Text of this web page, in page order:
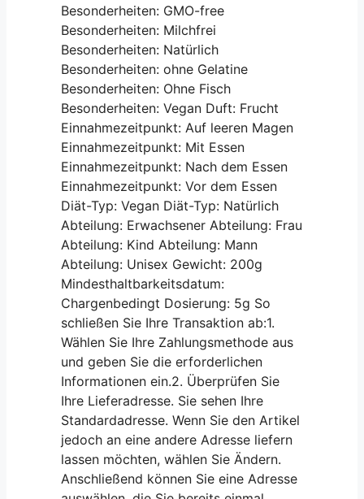
Besonderheiten: GMO-free
Besonderheiten: Milchfrei
Besonderheiten: Natürlich
Besonderheiten: ohne Gelatine
Besonderheiten: Ohne Fisch
Besonderheiten: Vegan Duft: Frucht
Einnahmezeitpunkt: Auf leeren Magen
Einnahmezeitpunkt: Mit Essen
Einnahmezeitpunkt: Nach dem Essen
Einnahmezeitpunkt: Vor dem Essen
Diät-Typ: Vegan Diät-Typ: Natürlich
Abteilung: Erwachsener Abteilung: Frau
Abteilung: Kind Abteilung: Mann
Abteilung: Unisex Gewicht: 200g
Mindesthaltbarkeitsdatum:
Chargenbedingt Dosierung: 5g So
schließen Sie Ihre Transaktion ab:1.
Wählen Sie Ihre Zahlungsmethode aus
und geben Sie die erforderlichen
Informationen ein.2. Überprüfen Sie
Ihre Lieferadresse. Sie sehen Ihre
Standardadresse. Wenn Sie den Artikel
jedoch an eine andere Adresse liefern
lassen möchten, wählen Sie Ändern.
Anschließend können Sie eine Adresse